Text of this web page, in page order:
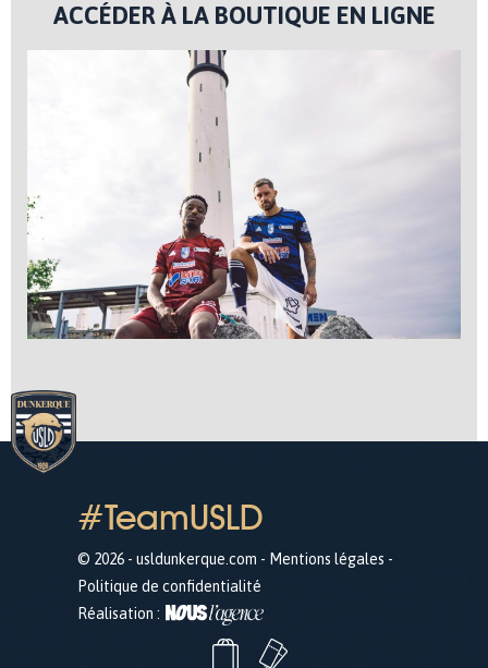
ACCÉDER À LA BOUTIQUE EN LIGNE
#TeamUSLD
© 2026 - usldunkerque.com - Mentions légales -
Politique de confidentialité
Réalisation :